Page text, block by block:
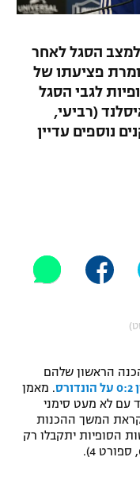
הסגל לאחר
פציעתו של
לגבי הסגל
(רביעי,
שחקנים נוספים עדיין
הראשון שלהם
. מאמן
עם לא מעט סימני
המשך ההכנות
הסופיות יתקבלו רק